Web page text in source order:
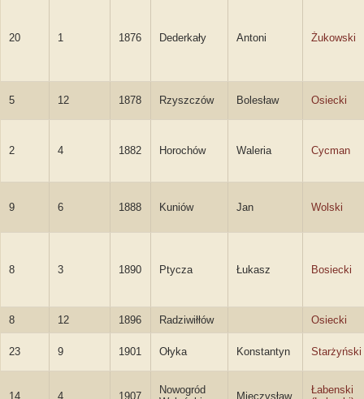
20 1 1876 Dederkały Antoni Żukowski
5 12 1878 Rzyszczów Bolesław Osiecki
2 4 1882 Horochów Waleria Cycman
9 6 1888 Kuniów Jan Wolski
8 3 1890 Ptycza Łukasz Bosiecki
8 12 1896 Radziwiłłów Osiecki
23 9 1901 Ołyka Konstantyn Starżyński
14 4 1907
Nowogród
Mieczysław
Łabenski